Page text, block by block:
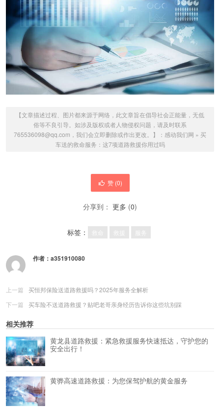
【文章描述过程、图片都来源于网络，此文章旨在倡导社会正能量，无低
俗等不良引导。如涉及版权或者人物侵权问题，请及时联系
765536098@qq.com，我们会立即删除或作出更改。】： 感动我们网 » 买
车送的救命服务：这7项道路救援你用过吗
赞 (0)
分享到： 更多 (0)
标签： 救命 救援 服务
作者： a351910080
上一篇
买恒邦保险送道路救援吗？2025年服务全解析
下一篇
买车险不送道路救援？贴吧老哥亲身经历告诉你这些坑别踩
相关推荐
黄龙县道路救援：紧急救援服务快速抵达，守护您的
安全出行！
黄骅高速道路救援：为您保驾护航的黄金服务